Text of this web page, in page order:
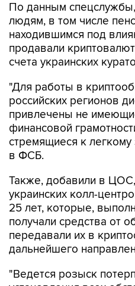
По данным
людям, в том числе
находившимся под
продавали
счета украинских
"Для работы в
российских регионов
привлечены не
финансовой
стремящиеся к легкому
в ФСБ.
Также, добавили в
украинских колл-
25 лет, которые,
получали средства от
передавали их в
дальнейшего
"Ведется розыск